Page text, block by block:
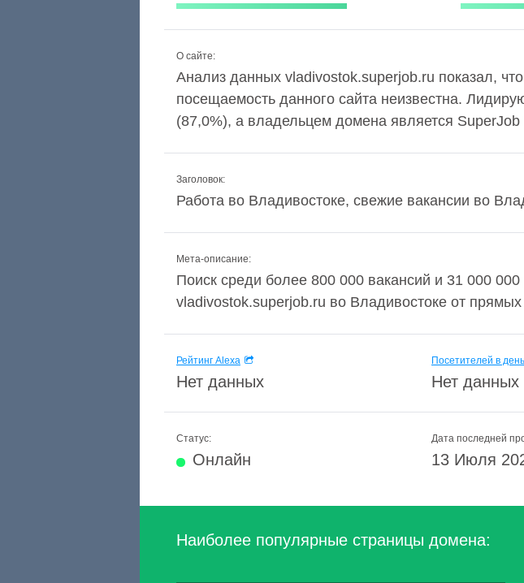
О сайте:
Анализ данных vladivostok.superjob.ru показал,
посещаемость данного сайта неизвестна.
(87,0%), а владельцем домена является SuperJob
Заголовок:
Работа во Владивостоке, свежие вакансии во
Мета-описание:
Поиск среди более 800 000 вакансий и 31 000
vladivostok.superjob.ru во Владивостоке от прямых
Рейтинг Alexa
Нет данных
Посетителей в день
Нет данных
Статус:
Онлайн
Дата последней
13 Июля
Наиболее популярные страницы домена: